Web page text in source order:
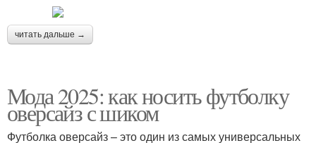
читать дальше →
Мода 2025: как носить футболку
оверсайз с шиком
Футболка оверсайз – это один из самых универсальных